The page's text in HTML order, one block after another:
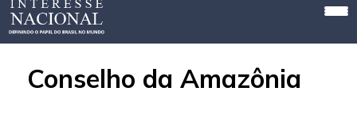
Conselho da Amazônia